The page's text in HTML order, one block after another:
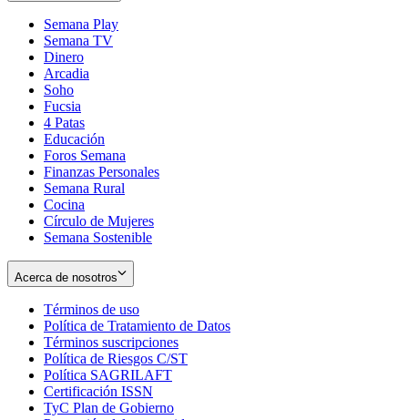
Semana Play
Semana TV
Dinero
Arcadia
Soho
in
new
window
Fucsia
in
new
window
4 Patas
Educación
Foros Semana
Finanzas Personales
Semana Rural
Cocina
Círculo de Mujeres
Semana Sostenible
Acerca de nosotros
Términos de uso
in
new
window
Política de Tratamiento de Datos
Términos suscripciones
in
Política de Riesgos C/ST
Política SAGRILAFT
new
Certificación ISSN
in
TyC Plan de Gobierno